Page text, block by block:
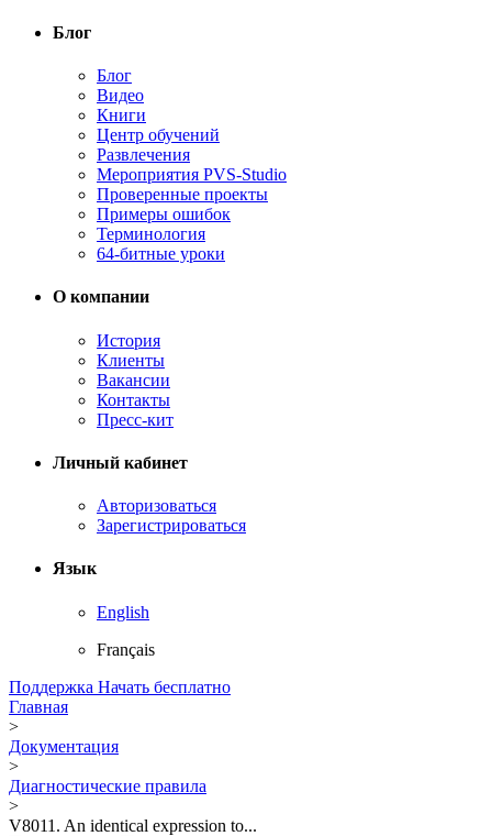
Блог
Блог
Видео
Книги
Центр обучений
Развлечения
Мероприятия PVS-Studio
Проверенные проекты
Примеры ошибок
Терминология
64-битные уроки
О компании
История
Клиенты
Вакансии
Контакты
Пресс-кит
Личный кабинет
Авторизоваться
Зарегистрироваться
Язык
English
Français
Поддержка Начать бесплатно
Главная
>
Документация
>
Диагностические правила
>
V8011. An identical expression to...